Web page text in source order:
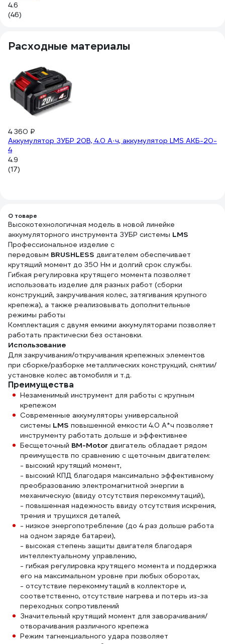
4.6
(46)
Расходные материалы
4 360 ₽
Аккумулятор ЗУБР 20В, 4.0 А·ч, аккумулятор LMS АКБ-20-
4
4.9
(17)
О товаре
Высокотехнологичная модель в новой линейке
аккумуляторного инструмента ЗУБР системы LMS
Профессиональное изделие с
передовым BRUSHLESS двигателем обеспечивает
крутящий момент до 350 Нм и долгий срок службы.
Гибкая регулировка крутящего момента позволяет
использовать изделие для разных работ (сборки
конструкций, закручивания колес, затягивания крупного
крепежа), а также реализовывать дополнительные
режимы работы
Комплектация с двумя емкими аккумуляторами позволяет
работать практически без остановки.
Использование
Для закручивания/откручивания крепежных элементов
при сборке/разборке металлических конструкций, снятии/
установке колес автомобиля и т.д.
Преимущества
Незаменимый инструмент для работы с крупным
крепежом
Современные аккумуляторы универсальной
системы LMS повышенной емкости 4.0 А*ч позволяет
инструменту работать дольше и эффективнее
Бесщеточный BM-Motor двигатель обладает рядом
преимуществ по сравнению с щеточным двигателем:
- высокий крутящий момент,
- высокий КПД благодаря максимально эффективному
преобразованию электромагнитной энергии в
механическую (ввиду отсутствия перекоммутаций),
- повышенная надежность ввиду отсутствия искрения,
трения и трущихся деталей,
- низкое энергопотребление (до 4 раз дольше работа
на одном заряде батареи),
- высокая степень защиты двигателя благодаря
интеллектуальному управлению,
- гибкая регулировка крутящего момента и поддержка
его на максимальном уровне при любых оборотах,
- отсутствие перекоммутаций в коллекторе и,
соответственно, отсутствие нагрева и потерь из-за
переходных сопротивлений
Значительный крутящий момент для заворачивания/
отворачивания различного крепежа
Режим тагненциального удара позволяет